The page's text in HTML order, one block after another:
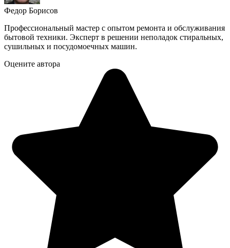
Федор Борисов
Профессиональный мастер с опытом ремонта и обслуживания
бытовой техники. Эксперт в решении неполадок стиральных,
сушильных и посудомоечных машин.
Оцените автора